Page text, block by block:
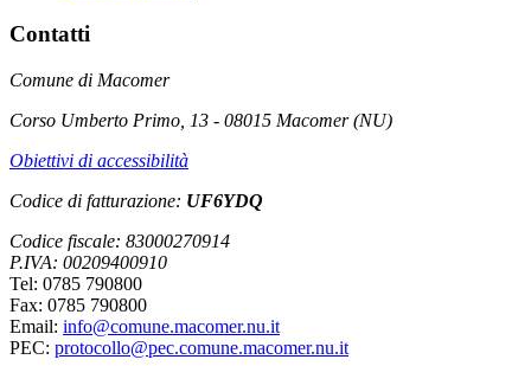
Contatti
Comune di Macomer
Corso Umberto Primo, 13 - 08015 Macomer (NU)
Obiettivi di accessibilità
Codice di fatturazione: UF6YDQ
Codice fiscale: 83000270914
P.IVA: 00209400910
Tel: 0785 790800
Fax: 0785 790800
Email: info@comune.macomer.nu.it
PEC: protocollo@pec.comune.macomer.nu.it